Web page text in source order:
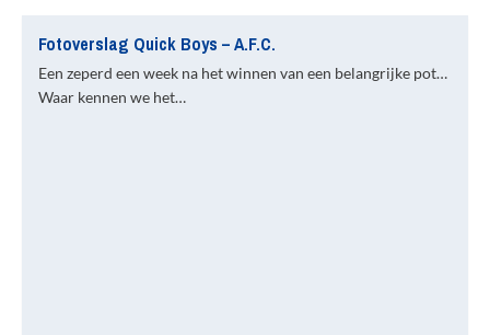
Fotoverslag Quick Boys – A.F.C.
Een zeperd een week na het winnen van een belangrijke pot…
Waar kennen we het…